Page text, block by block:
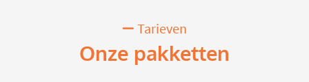
Tarieven
Onze pakketten